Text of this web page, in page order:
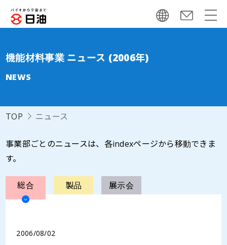
機能材料事業 ニュース (2006年)
NEWS
TOP ニュース
事業部ごとのニュースは、各indexページから移動できま
す。
総合 製品 展示会
2006/08/02